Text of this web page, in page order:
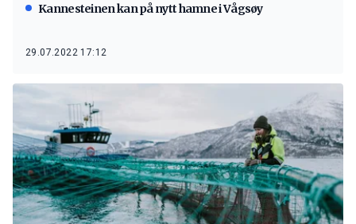
Kannesteinen kan på nytt hamne i Vågsøy
29.07.2022 17:12